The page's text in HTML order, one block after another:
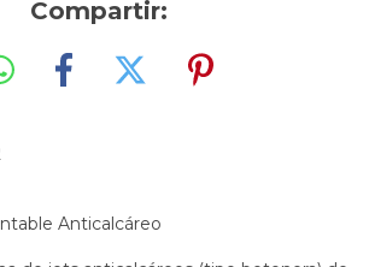
Compartir:
Anticalcáreo